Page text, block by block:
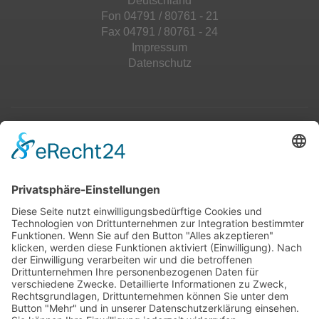
Fon 04791 / 80761 - 21
Fax 04791 / 80761 - 24
Impressum
Datenschutz
Jahrescharts
Top 100
Hot 50
Top Neueinsteiger